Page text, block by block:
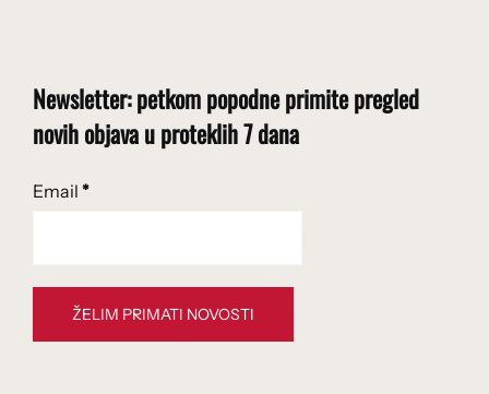
Newsletter: petkom popodne primite pregled
novih objava u proteklih 7 dana
Email *